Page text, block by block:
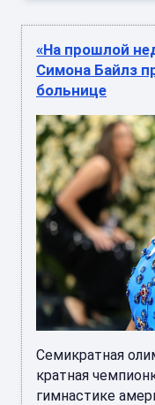
«На прошлой
Симона Байлз
больнице
Семикратная
кратная
гимнастике